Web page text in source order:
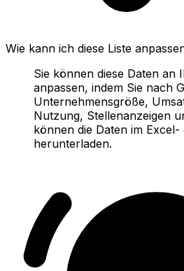
Wie kann ich diese Liste
Sie können diese Daten an
anpassen, indem Sie nach
Unternehmensgröße,
Nutzung, Stellenanzeigen
können die Daten im
herunterladen.